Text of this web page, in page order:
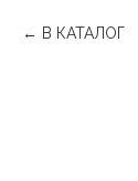
В КАТАЛОГ